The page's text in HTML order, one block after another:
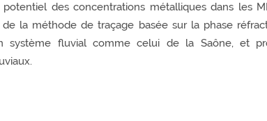
des concentrations métalliques dans les
la méthode de traçage basée sur la phase
système fluvial comme celui de la Saône, et